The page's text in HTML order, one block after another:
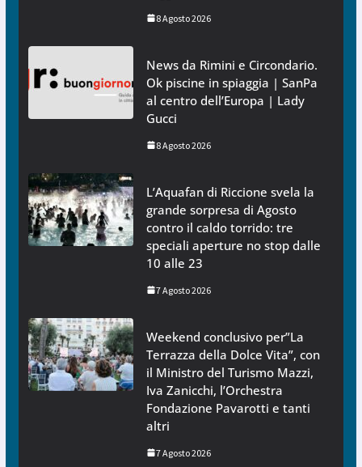
8 Agosto 2026
News da Rimini e Circondario.
Ok piscine in spiaggia | SanPa
al centro dell’Europa | Lady
Gucci
8 Agosto 2026
L’Aquafan di Riccione svela la
grande sorpresa di Agosto
contro il caldo torrido: tre
speciali aperture no stop dalle
10 alle 23
7 Agosto 2026
Weekend conclusivo per”La
Terrazza della Dolce Vita”, con
il Ministro del Turismo Mazzi,
Iva Zanicchi, l’Orchestra
Fondazione Pavarotti e tanti
altri
7 Agosto 2026